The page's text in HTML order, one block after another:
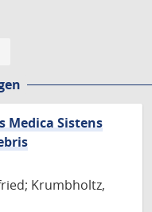
Medica Sistens
Krumbholtz,